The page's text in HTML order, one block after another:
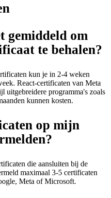
gemiddeld om
te behalen?
kun je in 2-4 weken
React-certificaten van Meta
uitgebreidere programma's zoals
kunnen kosten.
op mijn
die aansluiten bij de
maximaal 3-5 certificaten
Meta of Microsoft.